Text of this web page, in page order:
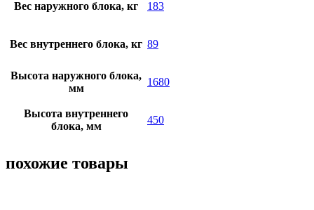
Вес наружного блока, кг 183
Вес внутреннего блока, кг 89
Высота наружного блока,
мм
1680
Высота внутреннего
блока, мм
450
похожие товары